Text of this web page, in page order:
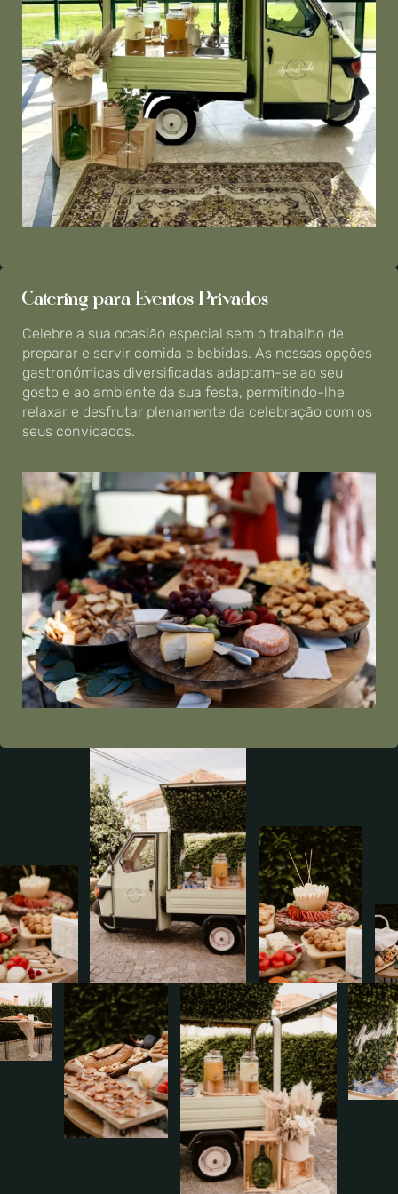
Catering para Eventos Privados
Celebre a sua ocasião especial sem o trabalho de
preparar e servir comida e bebidas. As nossas opções
gastronómicas diversificadas adaptam-se ao seu
gosto e ao ambiente da sua festa, permitindo-lhe
relaxar e desfrutar plenamente da celebração com os
seus convidados.